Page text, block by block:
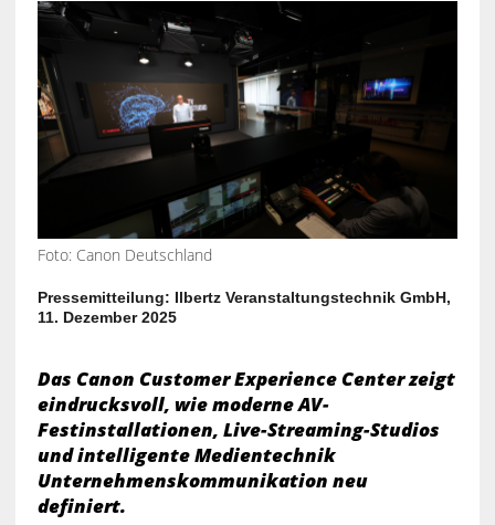
Foto: Canon Deutschland
Pressemitteilung: Ilbertz Veranstaltungstechnik GmbH,
11. Dezember 2025
Das Canon Customer Experience Center zeigt
eindrucksvoll, wie moderne AV-
Festinstallationen, Live-Streaming-Studios
und intelligente Medientechnik
Unternehmenskommunikation neu
definiert.